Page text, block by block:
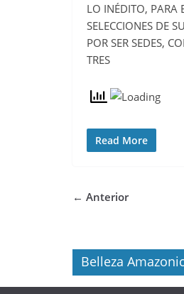
LO INÉDITO, PARA
SELECCIONES DE
POR SER SEDES,
TRES
Read More
← Anterior
Belleza